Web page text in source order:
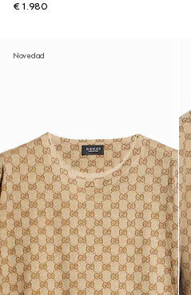
€ 1.980
Novedad